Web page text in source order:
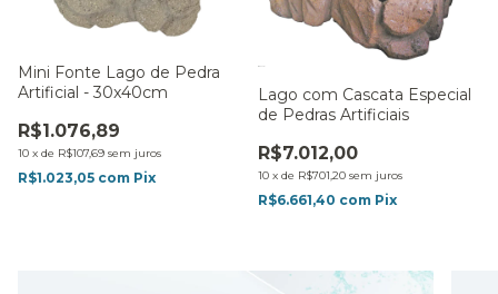
Mini Fonte Lago de Pedra
Artificial - 30x40cm
R$1.076,89
10 x de R$107,69 sem juros
R$1.023,05 com Pix
Lago com Cascata Especial
de Pedras Artificiais
R$7.012,00
10 x de R$701,20 sem juros
R$6.661,40 com Pix